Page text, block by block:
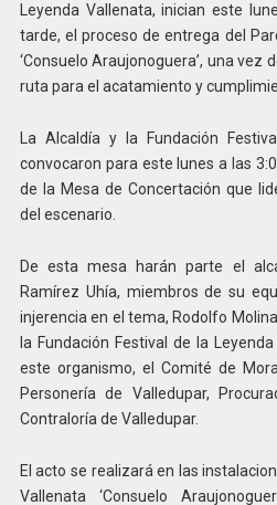
Leyenda Vallenata, inician este
tarde, el proceso de entrega del
‘Consuelo Araujonoguera’, una vez
ruta para el acatamiento y
La Alcaldía y la Fundación
convocaron para este lunes a las
de la Mesa de Concertación que
del escenario.
De esta mesa harán parte el
Ramírez Uhía, miembros de su
injerencia en el tema, Rodolfo
la Fundación Festival de la
este organismo, el Comité de
Personería de Valledupar,
Contraloría de Valledupar.
El acto se realizará en las
Vallenata ‘Consuelo